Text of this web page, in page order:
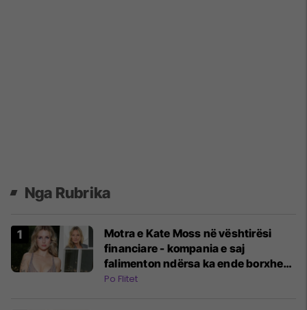
Nga Rubrika
Motra e Kate Moss në vështirësi
financiare - kompania e saj
falimenton ndërsa ka ende borxhe
tatimore
Po Flitet